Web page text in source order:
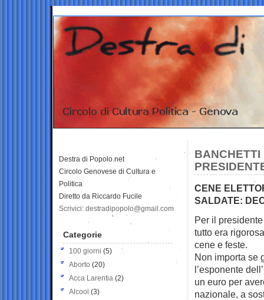
BANCHETTI
CENE
SALDATE:
Per il
tutto era
cene e feste.
Non importa se
l’esponente
un euro per
nazionale, a
Destra di Popolo.net
Circolo Genovese di Cultura e
Politica
Diretto da Riccardo Fucile
Scrivici: destradipopolo@gmail.com
Categorie
100 giorni (5)
Aborto (20)
Acca Larentia (2)
Alcool (3)